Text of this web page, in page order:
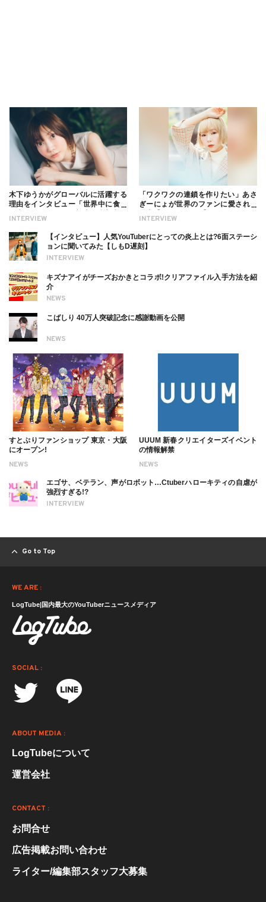
INTERVIEW
木下ゆうかがグローバルに活躍する
理由をインタビュー「世界中に食べ
ついても
INTERVIEW
「ワクワクの連鎖を作りたい」あさ
ぎーにょが世界のファンに愛される
INTERVIEW
【インタビュー】人気YouTuberにとっての炎上とは?6面ステーシ
ョンに聞いてみた【しもD遅刻】
NEWS
キズナアイがチーズおかきとコラボ!クリアファイル入手方法を紹
介
NEWS
こばしり 40万人突破記念に感謝動画を公開
NEWS
すとぷりファンショップ 東京・大阪
にオープン!
NEWS
UUUM 新春クリエイターズイベント
の情報解禁
INTERVIEW
エゴサ、ベテラン、声がロボット…Ctuberハローキティの自虐が
強烈すぎる!?
Go to Top
WE ARE :
LogTube|国内最大のYouTuberニュースメディア
SOCIAL :
ABOUT MEDIA :
LogTubeについて
運営会社
CONTACT :
お問合せ
広告掲載お問い合わせ
ライター/編集部スタッフ大募集